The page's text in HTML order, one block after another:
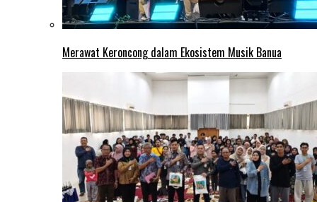
Merawat Keroncong dalam Ekosistem Musik Banua